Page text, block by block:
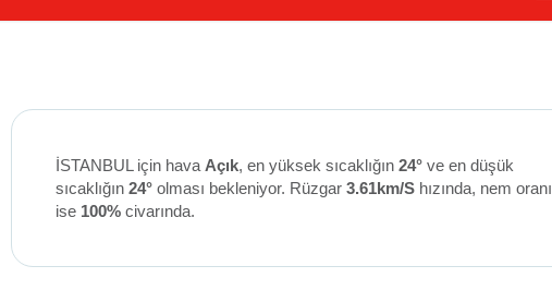
İSTANBUL için hava Açık, en yüksek sıcaklığın 24°ve en düşük
sıcaklığın 24°olması bekleniyor. Rüzgar 3.61km/Shızında, nem oranı
ise 100%civarında.